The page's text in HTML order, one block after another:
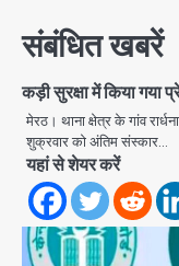
navigation
संबंधित खबरें
कड़ी सुरक्षा में किया गया
मेरठ। थाना क्षेत्र के गांव
शुक्रवार को अंतिम संस्कार…
यहां से शेयर करें